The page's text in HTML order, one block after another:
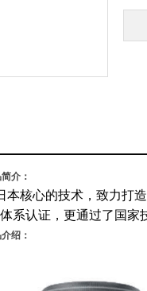
介：
本核心的技术，致力打
系认证，更通过了国家
绍：